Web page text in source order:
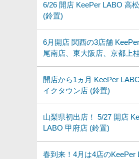
6/26 開店 KeePer LABO 高
(鈴置)
6月開店 関西の3店舗
尾南店、東大阪店、京都上
開店から1ヵ月 KeePer
イクタウン店 (鈴置)
山梨県初出店！ 5/27 開店
LABO 甲府店 (鈴置)
春到来！4月は4店のKeePer